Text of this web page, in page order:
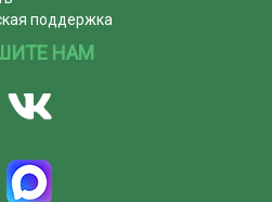
поддержка
НАМ